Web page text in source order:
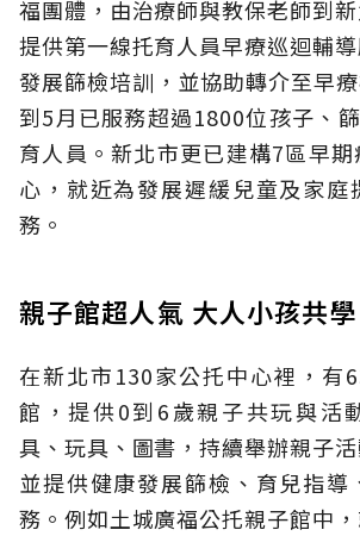
福團體，由治療師與教保老師到新
提供第一線托育人員早療巡迴輔
發展篩檢培訓，並協助轉介至早
到5月已服務超過1800位孩子、
育人員。新北市更已建構7區早
心，就近為發展遲緩兒童及家庭
務。
親子館超人氣 大人小孩共學
在新北市130家公托中心裡，有
館，提供0到6歲親子共玩與活
具、玩具、圖書，持續舉辦親子活
並提供健康發展篩檢、育兒指導
務。例如土城廣福公托親子館中